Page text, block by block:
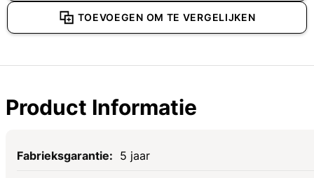
TOEVOEGEN OM TE VERGELIJKEN
Product Informatie
Specificaties
5 jaar